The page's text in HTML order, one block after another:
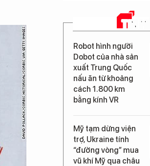
TIN MỚI
Robot hình người
Dobot của nhà sản
xuất Trung Quốc
nấu ăn từ khoảng
cách 1.800 km
bằng kính VR
Mỹ tạm dừng viện
trợ, Ukraine tính
“đường vòng” mua
vũ khí Mỹ qua châu